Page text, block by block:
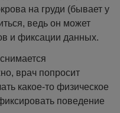
на груди (бывает у
ведь он может
и фиксации данных.
врач попросит
какое-то физическое
поведение